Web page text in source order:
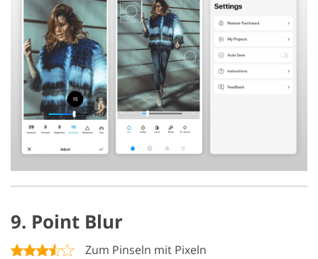
9. Point Blur
Zum Pinseln mit Pixeln